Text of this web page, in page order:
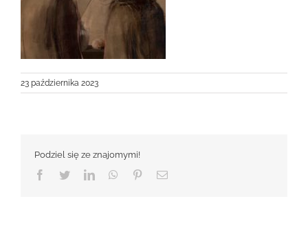
23 października 2023
Podziel się ze znajomymi!
Facebook
TwitterLinkedInWhatsApp
PinterestEmail